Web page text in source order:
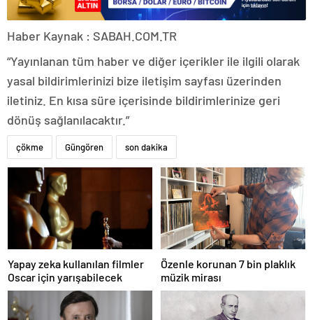
Haber Kaynak : SABAH.COM.TR
“Yayınlanan tüm haber ve diğer içerikler ile ilgili olarak
yasal bildirimlerinizi bize iletişim sayfası üzerinden
iletiniz. En kısa süre içerisinde bildirimlerinize geri
dönüş sağlanılacaktır.”
çökme Güngören son dakika
Yapay zeka kullanılan filmler
Oscar için yarışabilecek
Özenle korunan 7 bin plaklık
müzik mirası